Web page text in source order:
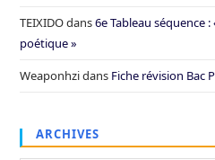
TEIXIDOdans6e Tableau séquence
poétique »
Weaponhzidans Fiche révision Bac
ARCHIVES